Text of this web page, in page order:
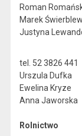
Roman
Marek
Justyna
tel. 52 3826 441
Urszula Dufka
Ewelina Kryze
Anna Jaworska
Rolnictwo